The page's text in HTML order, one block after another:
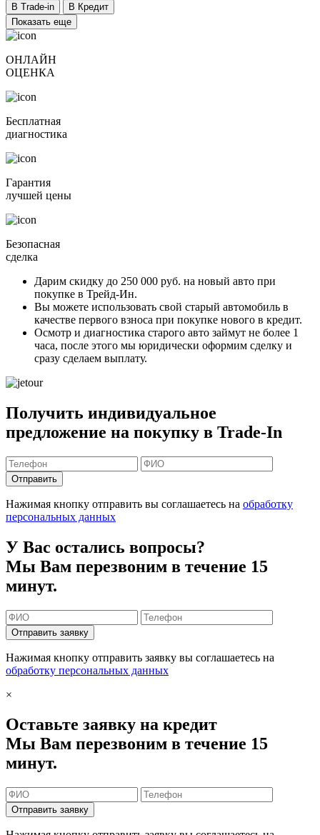
В Trade-in
В Кредит
Показать еще
ОНЛАЙН
ОЦЕНКА
Бесплатная
диагностика
Гарантия
лучшей цены
Безопасная
сделка
Дарим скидку до 250 000 руб. на новый авто при
покупке в Трейд-Ин.
Вы можете использовать свой старый автомобиль в
качестве первого взноса при покупке нового в кредит.
Осмотр и диагностика старого авто займут не более 1
часа, после этого мы юридически оформим сделку и
сразу сделаем выплату.
Получить индивидуальное
предложение на покупку в Trade-In
Отправить
Нажимая кнопку отправить вы соглашаетесь на обработку
персональных данных
У Вас остались вопросы?
Мы Вам перезвоним в течение 15
минут.
Отправить заявку
Нажимая кнопку отправить заявку вы соглашаетесь на
обработку персональных данных
×
Оставьте заявку на кредит
Мы Вам перезвоним в течение 15
минут.
Отправить заявку